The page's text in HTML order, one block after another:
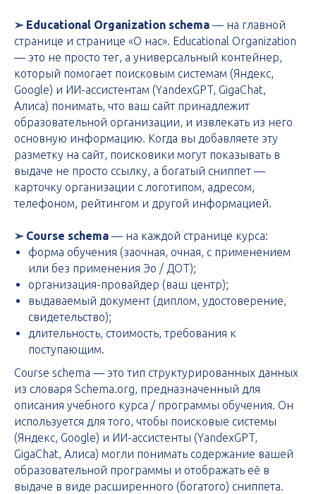
➢ Educational Organization schema — на главной
странице и странице «О нас». Educational Organization
— это не просто тег, а универсальный контейнер,
который помогает поисковым системам (Яндекс,
Google) и ИИ-ассистентам (YandexGPT, GigaChat,
Алиса) понимать, что ваш сайт принадлежит
образовательной организации, и извлекать из него
основную информацию. Когда вы добавляете эту
разметку на сайт, поисковики могут показывать в
выдаче не просто ссылку, а богатый сниппет —
карточку организации с логотипом, адресом,
телефоном, рейтингом и другой информацией.
➢ Course schema — на каждой странице курса:
форма обучения (заочная, очная, с применением
или без применения Эо / ДОТ);
организация-провайдер (ваш центр);
выдаваемый документ (диплом, удостоверение,
свидетельство);
длительность, стоимость, требования к
поступающим.
Course schema — это тип структурированных данных
из словаря Schema.org, предназначенный для
описания учебного курса / программы обучения. Он
используется для того, чтобы поисковые системы
(Яндекс, Google) и ИИ-ассистенты (YandexGPT,
GigaChat, Алиса) могли понимать содержание вашей
образовательной программы и отображать её в
выдаче в виде расширенного (богатого) сниппета.